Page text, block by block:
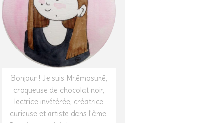
Bonjour ! Je suis Mnêmosunê,
croqueuse de chocolat noir,
lectrice invétérée, créatrice
curieuse et artiste dans l'âme.